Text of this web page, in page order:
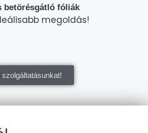
betörésgátló fóliák
megoldás!